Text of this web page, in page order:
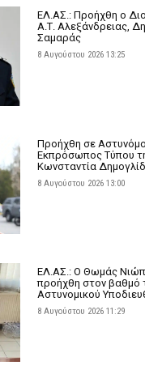
ΕΛ.ΑΣ.: Προήχθη ο
Α.Τ. Αλεξάνδρειας,
Σαμαράς
8 Αυγούστου 2026 13:25
Προήχθη σε Αστυνόμο
Εκπρόσωπος Τύπου
Κωνσταντία
8 Αυγούστου 2026 13:00
ΕΛ.ΑΣ.: Ο Θωμάς
προήχθη στον βαθμό
Αστυνομικού
8 Αυγούστου 2026 11:29